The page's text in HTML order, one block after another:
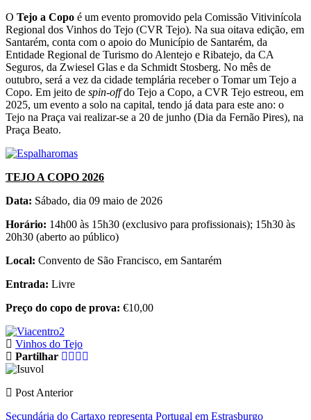
O Tejo a Copo é um evento promovido pela Comissão Vitivinícola
Regional dos Vinhos do Tejo (CVR Tejo). Na sua oitava edição, em
Santarém, conta com o apoio do Município de Santarém, da
Entidade Regional de Turismo do Alentejo e Ribatejo, da CA
Seguros, da Zwiesel Glas e da Schmidt Stosberg. No mês de
outubro, será a vez da cidade templária receber o Tomar um Tejo a
Copo. Em jeito de spin-offdo Tejo a Copo, a CVR Tejo estreou, em
2025, um evento a solo na capital, tendo já data para este ano: o
Tejo na Praça vai realizar-se a 20 de junho (Dia da Fernão Pires), na
Praça Beato.
TEJO A COPO 2026
Data: Sábado, dia 09 maio de 2026
Horário: 14h00 às 15h30 (exclusivo para profissionais); 15h30 às
20h30 (aberto ao público)
Local: Convento de São Francisco, em Santarém
Entrada: Livre
Preço do copo de prova: €10,00
Vinhos do Tejo
Partilhar
Post Anterior
Secundária do Cartaxo representa Portugal em Estrasburgo